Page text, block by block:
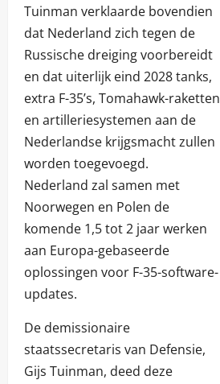
Tuinman verklaarde bovendien
dat Nederland zich tegen de
Russische dreiging voorbereidt
en dat uiterlijk eind 2028 tanks,
extra F-35’s, Tomahawk-raketten
en artilleriesystemen aan de
Nederlandse krijgsmacht zullen
worden toegevoegd.
Nederland zal samen met
Noorwegen en Polen de
komende 1,5 tot 2 jaar werken
aan Europa-gebaseerde
oplossingen voor F-35-software-
updates.
De demissionaire
staatssecretaris van Defensie,
Gijs Tuinman, deed deze